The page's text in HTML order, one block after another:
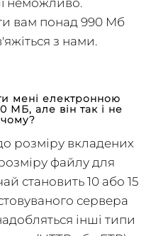
50 доларів США.
неможливо.
вам понад 990 Мб
мені електронною
розміру вкладених
файлу для
становить 10 або 15
сервера